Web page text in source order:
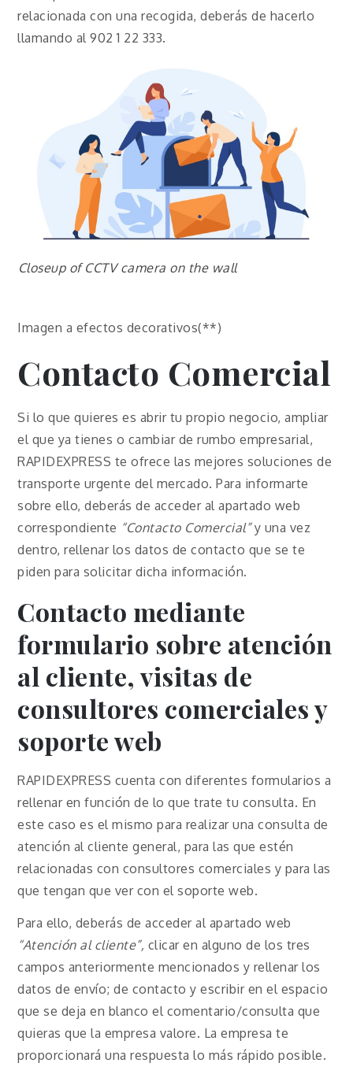
relacionada con una recogida, deberás de hacerlo
llamando al 902 1 22 333.
Closeup of CCTV camera on the wall
Imagen a efectos decorativos(**)
Contacto Comercial
Si lo que quieres es abrir tu propio negocio, ampliar
el que ya tienes o cambiar de rumbo empresarial,
RAPIDEXPRESS te ofrece las mejores soluciones de
transporte urgente del mercado. Para informarte
sobre ello, deberás de acceder al apartado web
correspondiente “Contacto Comercial”y una vez
dentro, rellenar los datos de contacto que se te
piden para solicitar dicha información.
Contacto mediante
formulario sobre atención
al cliente, visitas de
consultores comerciales y
soporte web
RAPIDEXPRESS cuenta con diferentes formularios a
rellenar en función de lo que trate tu consulta. En
este caso es el mismo para realizar una consulta de
atención al cliente general, para las que estén
relacionadas con consultores comerciales y para las
que tengan que ver con el soporte web.
Para ello, deberás de acceder al apartado web
“Atención al cliente”, clicar en alguno de los tres
campos anteriormente mencionados y rellenar los
datos de envío; de contacto y escribir en el espacio
que se deja en blanco el comentario/consulta que
quieras que la empresa valore. La empresa te
proporcionará una respuesta lo más rápido posible.